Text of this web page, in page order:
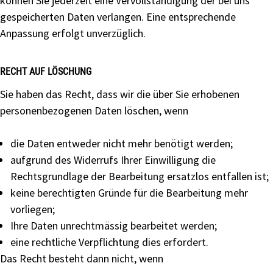
gespeicherten Daten verlangen. Eine entsprechende
Anpassung erfolgt unverzüglich.
RECHT AUF LÖSCHUNG
Sie haben das Recht, dass wir die über Sie erhobenen
personenbezogenen Daten löschen, wenn
die Daten entweder nicht mehr benötigt werden;
aufgrund des Widerrufs Ihrer Einwilligung die
Rechtsgrundlage der Bearbeitung ersatzlos entfallen ist;
keine berechtigten Gründe für die Bearbeitung mehr
vorliegen;
Ihre Daten unrechtmässig bearbeitet werden;
eine rechtliche Verpflichtung dies erfordert.
Das Recht besteht dann nicht, wenn